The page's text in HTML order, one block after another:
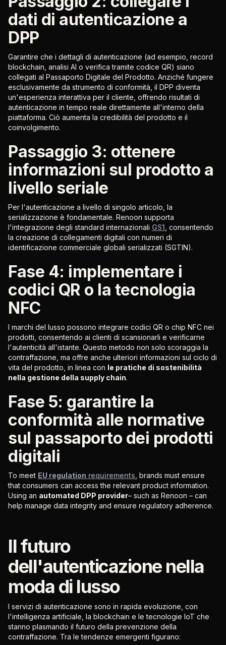
dati di autenticazione a
DPP
Garantire che i dettagli di autenticazione (ad esempio, record
blockchain, analisi AI o verifica tramite codice QR) siano
collegati al Passaporto Digitale del Prodotto. Anziché fungere
esclusivamente da strumento di conformità, il DPP diventa
un'esperienza interattiva per il cliente, offrendo risultati di
autenticazione in tempo reale direttamente all'interno della
piattaforma. Ciò aumenta la credibilità del prodotto e il
coinvolgimento.
Passaggio 3: ottenere
informazioni sul prodotto a
livello seriale
Per l'autenticazione a livello di singolo articolo, la
serializzazione è fondamentale. Renoon supporta
l'integrazione degli standard internazionali GS1 , consentendo
la creazione di collegamenti digitali con numeri di
identificazione commerciale globali serializzati (SGTIN).
Fase 4: implementare i
codici QR o la tecnologia
NFC
I marchi del lusso possono integrare codici QR o chip NFC nei
prodotti, consentendo ai clienti di scansionarli e verificarne
l'autenticità all'istante. Questo metodo non solo scoraggia la
contraffazione, ma offre anche ulteriori informazioni sul ciclo di
vita del prodotto, in linea con le pratiche di sostenibilità
nella gestione della supply chain.
Fase 5: garantire la
conformità alle normative
sul passaporto dei prodotti
digitali
To meet EU regulation requirements , brands must ensure
that consumers can access the relevant product information.
Using an automated DPP provider– such as Renoon – can
help manage data integrity and ensure regulatory adherence.
Il futuro
dell'autenticazione nella
moda di lusso
I servizi di autenticazione sono in rapida evoluzione, con
l'intelligenza artificiale, la blockchain e le tecnologie IoT che
stanno plasmando il futuro della prevenzione della
contraffazione. Tra le tendenze emergenti figurano: